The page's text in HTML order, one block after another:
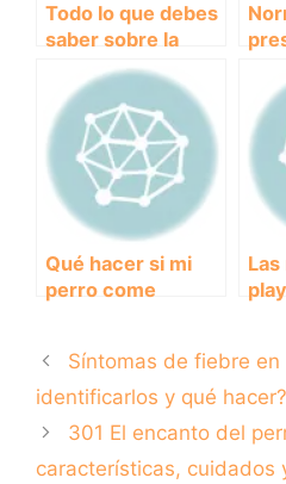
Todo lo que debes
saber sobre la
dieta ideal para
perros: consejos y
recomendaciones
en
Qué hacer si mi
perro come
soluciones.
Síntomas de fiebre en
identificarlos y qué hacer?
301 El encanto del
características, cuidados